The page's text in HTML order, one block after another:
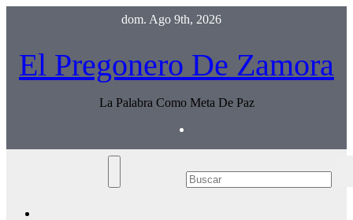
dom. Ago 9th, 2026
El Pregonero De Zamora
La Palabra Como Meta De Paz